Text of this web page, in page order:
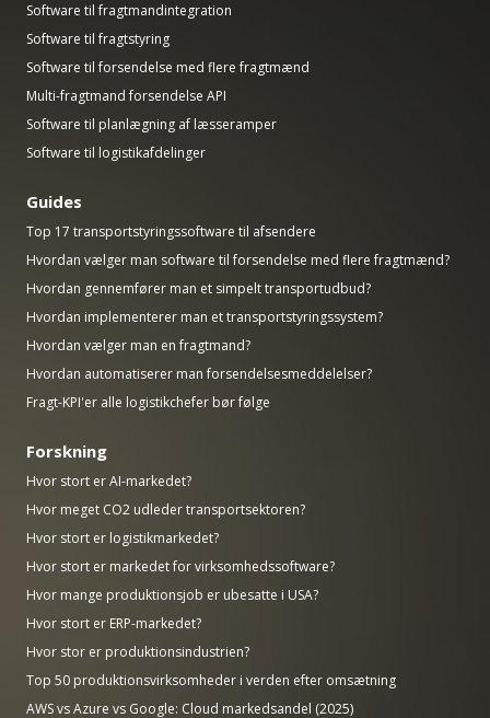
Software til fragtmandintegration
Software til fragtstyring
Software til forsendelse med flere fragtmænd
Multi-fragtmand forsendelse API
Software til planlægning af læsseramper
Software til logistikafdelinger
Guides
Top 17 transportstyringssoftware til afsendere
Hvordan vælger man software til forsendelse med flere fragtmænd?
Hvordan gennemfører man et simpelt transportudbud?
Hvordan implementerer man et transportstyringssystem?
Hvordan vælger man en fragtmand?
Hvordan automatiserer man forsendelsesmeddelelser?
Fragt-KPI'er alle logistikchefer bør følge
Forskning
Hvor stort er AI-markedet?
Hvor meget CO2 udleder transportsektoren?
Hvor stort er logistikmarkedet?
Hvor stort er markedet for virksomhedssoftware?
Hvor mange produktionsjob er ubesatte i USA?
Hvor stort er ERP-markedet?
Hvor stor er produktionsindustrien?
Top 50 produktionsvirksomheder i verden efter omsætning
AWS vs Azure vs Google: Cloud markedsandel (2025)